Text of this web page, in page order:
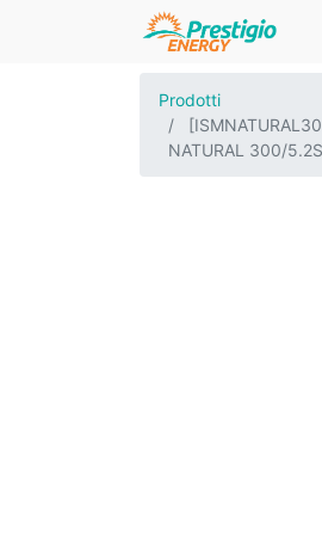
Prodotti
NATURAL 300/5.2S